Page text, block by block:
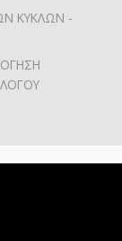
ΚΥΚΛΩΝ -